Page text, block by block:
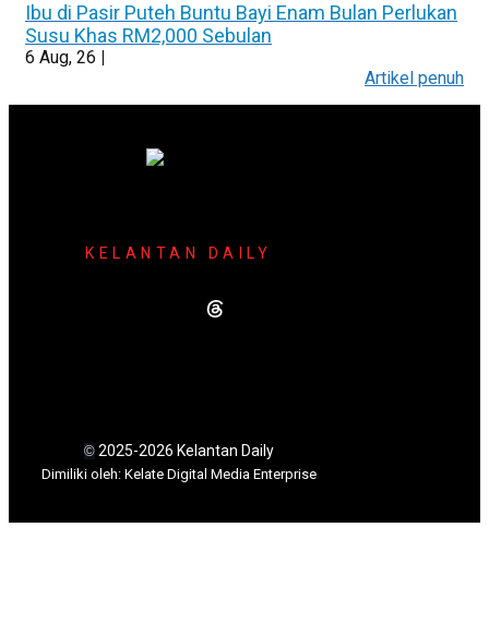
Ibu di Pasir Puteh Buntu Bayi Enam Bulan Perlukan
Susu Khas RM2,000 Sebulan
6 Aug, 26
Artikel penuh
KELANTAN DAILY
©2025-2026 Kelantan Daily
Dimiliki oleh: Kelate Digital Media Enterprise